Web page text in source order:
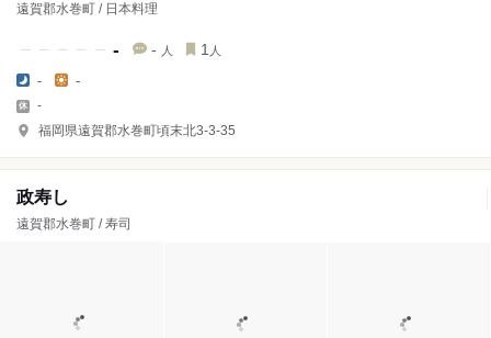
遠賀郡水巻町 / 日本料理
- - 人 1 人
- -
-
福岡県遠賀郡水巻町頃末北3-3-35
政寿し
遠賀郡水巻町 / 寿司